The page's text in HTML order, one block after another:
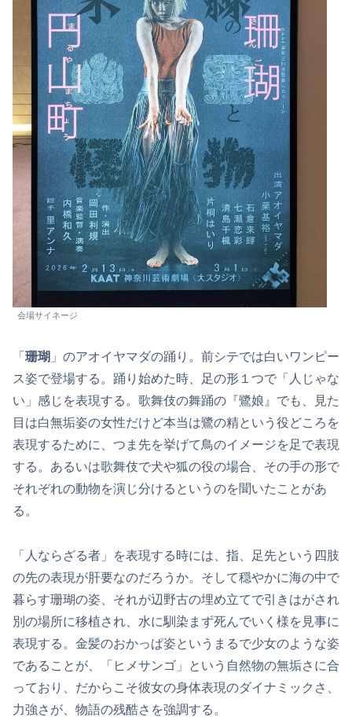
会場サイネージ
「 珊瑚 」のアオイヤマダの踊り。前シテでは白いワンピー
ス姿で登場する。踊り始めた時、足の形１つで「人じゃな
い」感じを表現する。歌舞伎の舞踊の『鷺娘』でも、見た
目は白無垢姿の女性だけど本当は鷺の精という役どころを
表現するために、つま先を挙げて鳥のイメージを足で表現
する。あるいは歌舞伎で犬や狐の役の場合、その手の形で
それぞれの動物を演じ分けるというのを聞いたことがあ
る。
「人ならざる者」を表現する時には、指、足先という四肢
の先の表現が肝要なのだろうか。そして穏やかに海の中で
暮らす珊瑚の姿、それが辺野古の埋め立てで引きはがされ
別の場所に移植され、水に馴染まず死んでいく様を見事に
表現する。金髪のおかっぱ姿というまるで少女のような姿
であることが、「ヒメサンゴ」という自然物の無垢さに合
っており、だからこそ彼女の身体表現のダイナミックさ、
力強さが、物語の残酷さを強調する。